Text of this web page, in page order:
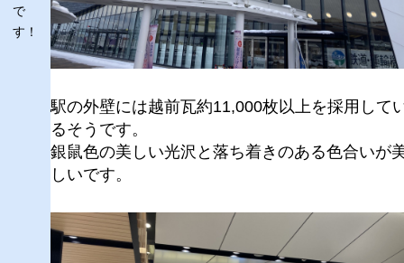
で
す！
駅の外壁には越前瓦約11,000枚以上を採用して
るそうです。
銀鼠色の美しい光沢と落ち着きのある色合いが
しいです。